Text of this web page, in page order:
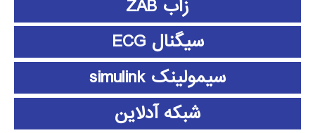
زاب ZAB
سیگنال ECG
سیمولینک simulink
شبکه آدلاین